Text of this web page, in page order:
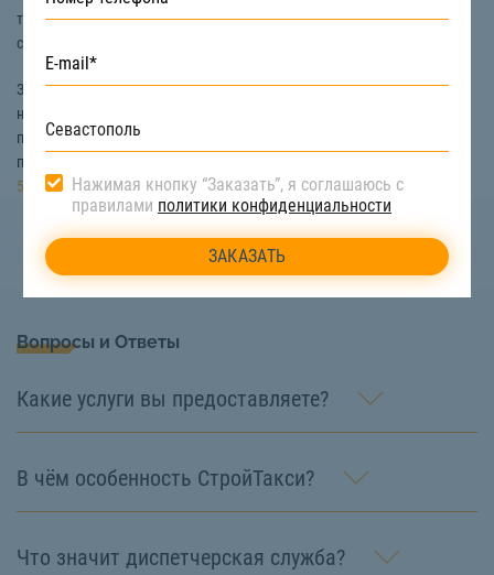
типа груза и его веса. Например, негабаритные грузы (оборудование,
станки и т.д.) стоит перевозить на трале.
Заказать услуги междугородней перевозки в Севастополе вы можете
на сайте «СтройТакси». Мы поможем вам выбрать технику, которая
подойдет именно для вашего случая. Узнать цену междугородней
перевозки людей или груза вы можете по номеру телефона:
517-40-66
Вопросы и Ответы
Какие услуги вы предоставляете?
В чём особенность СтройТакси?
Что значит диспетчерская служба?
Нажимая кнопку “Заказать”, я соглашаюсь с
правилами политики конфиденциальности